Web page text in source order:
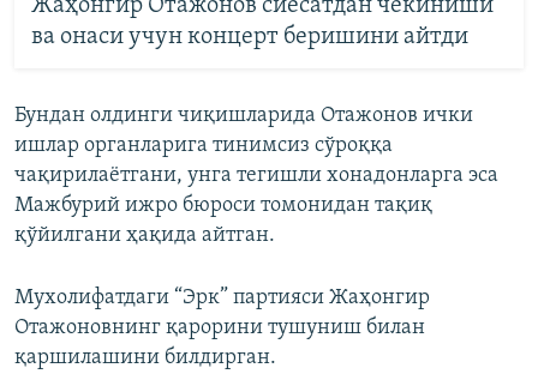
Жаҳонгир Отажонов сиёсатдан чекиниши
ва онаси учун концерт беришини айтди
Бундан олдинги чиқишларида Отажонов ички
ишлар органларига тинимсиз сўроққа
чақирилаётгани, унга тегишли хонадонларга эса
Мажбурий ижро бюроси томонидан тақиқ
қўйилгани ҳақида айтган.
Мухолифатдаги “Эрк” партияси Жаҳонгир
Отажоновнинг қарорини тушуниш билан
қаршилашини билдирган.